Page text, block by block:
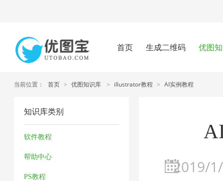
首页 生成二维码 优图
当前位置： 首页 > 优图知识库 > illustrator教程 > AI实例教程
知识库类别
软件教程
帮助中心
PS教程
2019/